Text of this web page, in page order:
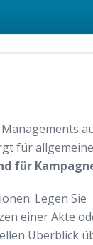
für allgemeine
für
Legen Sie
einer Akte
Überblick